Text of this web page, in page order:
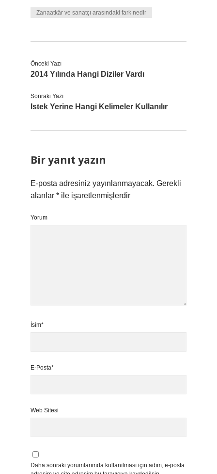
Zanaatkâr ve sanatçı arasındaki fark nedir
Önceki Yazı
2014 Yılında Hangi Diziler Vardı
Sonraki Yazı
Istek Yerine Hangi Kelimeler Kullanılır
Bir yanıt yazın
E-posta adresiniz yayınlanmayacak. Gerekli
alanlar * ile işaretlenmişlerdir
Yorum
İsim*
E-Posta*
Web Sitesi
Daha sonraki yorumlarımda kullanılması için adım, e-posta